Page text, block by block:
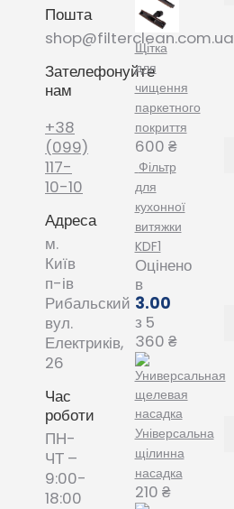
Пошта
shop@filterclean.com.ua
Зателефонуйте
нам
+38
(099)
117-
10-10
Адреса
м.
Київ
п-ів
Рибальский
вул.
Електриків,
26
Час
роботи
ПН-
ЧТ –
9:00-
18:00
Щітка
для
чищення
паркетного
покриття
600 ₴
Фільтр
для
кухонної
витяжки
KDF1
Оцінено
в
3.00
з 5
360 ₴
Універсальна
щілинна
насадка
210 ₴